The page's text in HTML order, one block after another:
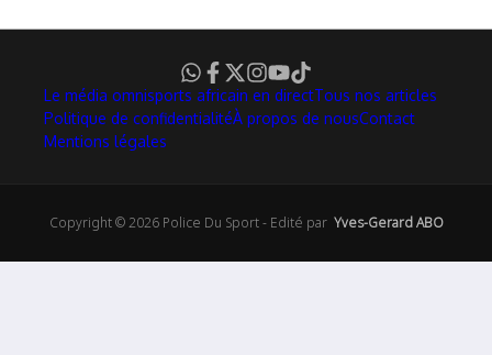
Le média omnisports africain en directTous nos articles
Politique de confidentialitéÀ propos de nousContact
Mentions légales
Copyright © 2026 Police Du Sport - Edité par Yves-Gerard ABO